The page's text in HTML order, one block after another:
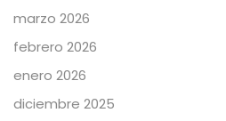
marzo 2026
febrero 2026
enero 2026
diciembre 2025